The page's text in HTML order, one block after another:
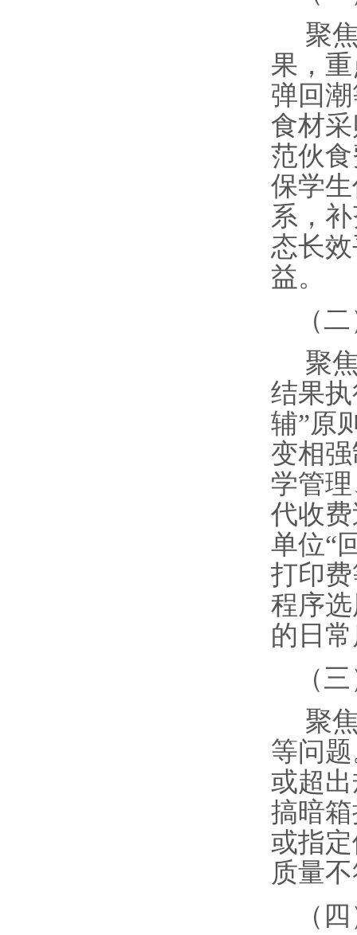
聚
果，
弹回
食材
范伙
保学
系，
态长
益。
（
聚
结果
辅”原
变相
学管
代收
单位“
打印
程序
的日
（
聚
等问
或超
搞暗
或指
质量
（